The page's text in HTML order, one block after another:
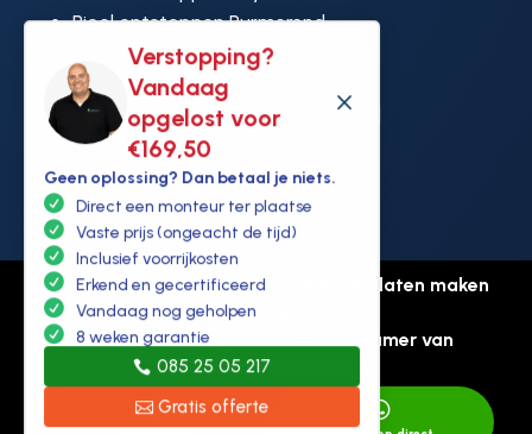
Verstopping?
Vandaag
opgelost voor
€169,50
M
Geen oplossing? Dan betaal je niets.
Direct een monteur ter plaatse
Vaste prijs (ongeacht de tijd)
Inclusief voorrijkosten
Erkend en gecertificeerd
Vandaag nog geholpen
8 weken garantie
085 25 05 217
Gratis offerte
Riool ontstoppen Purmerend
Riool ontstoppen Ridderkerk
Riool ontstoppen Rijswijk
Riool ontstoppen Hoek van Holland
© Copyright Ontstoppen.nl |
Website laten maken
door Flexamedia
Privacyverklaring
Kamer van
koophandel: 94307431
 